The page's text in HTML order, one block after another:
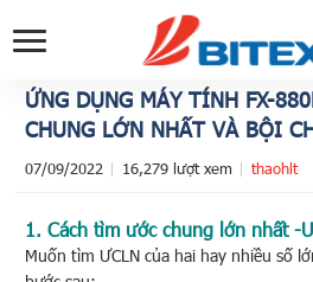
ỨNG DỤNG MÁY TÍNH FX-
CHUNG LỚN NHẤT VÀ BỘI
07/09/2022 16,279 lượt xem thaohlt
1. Cách tìm ước chung lớn nhất -
Muốn tìm ƯCLN của hai hay nhiều số